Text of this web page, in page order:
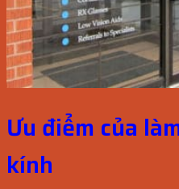
Ưu điểm của
kính